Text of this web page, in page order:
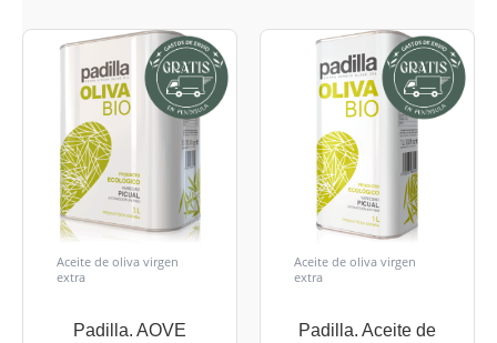
Aceite de oliva virgen
extra
Padilla. AOVE
Aceite de oliva virgen
extra
Padilla. Aceite de